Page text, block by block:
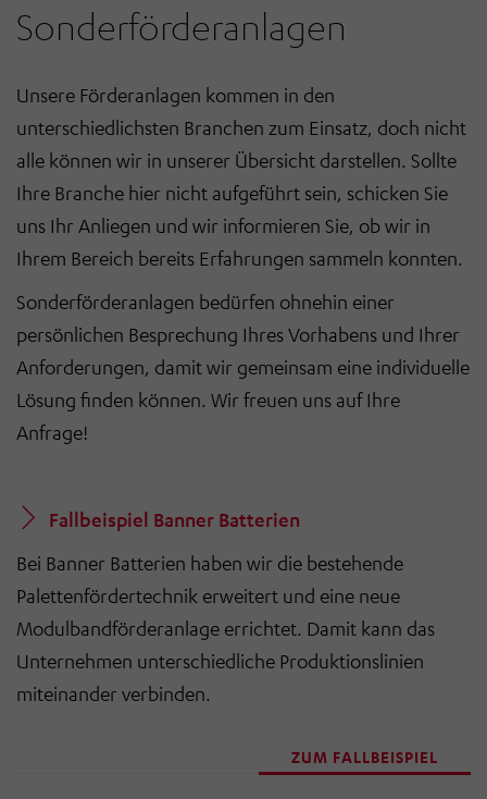
Sonderförderanlagen
Unsere Förderanlagen kommen in den
unterschiedlichsten Branchen zum Einsatz, doch nicht
alle können wir in unserer Übersicht darstellen. Sollte
Ihre Branche hier nicht aufgeführt sein, schicken Sie
uns Ihr Anliegen und wir informieren Sie, ob wir in
Ihrem Bereich bereits Erfahrungen sammeln konnten.
Sonderförderanlagen bedürfen ohnehin einer
persönlichen Besprechung Ihres Vorhabens und Ihrer
Anforderungen, damit wir gemeinsam eine individuelle
Lösung finden können. Wir freuen uns auf Ihre
Anfrage!
Fallbeispiel Banner Batterien
Bei Banner Batterien haben wir die bestehende
Palettenfördertechnik erweitert und eine neue
Modulbandförderanlage errichtet. Damit kann das
Unternehmen unterschiedliche Produktionslinien
miteinander verbinden.
ZUM FALLBEISPIEL